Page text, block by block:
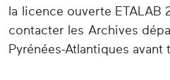
la licence ouverte ETALAB
contacter les Archives
Pyrénées-Atlantiques